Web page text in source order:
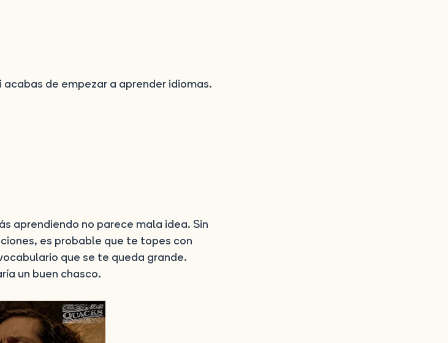
de empezar a aprender idiomas.
aprendiendo no parece mala idea. Sin
es probable que te topes con
que se te queda grande.
un buen chasco.